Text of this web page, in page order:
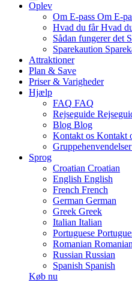
Oplev
Om E-pass Om E-
Hvad du får Hvad
Sådan fungerer det
Sparekaution
Attraktioner
Plan & Save
Priser & Varigheder
Hjælp
FAQ FAQ
Rejseguide
Blog Blog
Kontakt os Kontakt
Gruppehenvendelser
Sprog
Croatian Croatian
English English
French French
German German
Greek Greek
Italian Italian
Portuguese
Romanian Romanian
Russian Russian
Spanish Spanish
Køb nu